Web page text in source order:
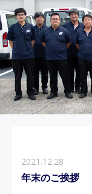
2021.12.28
年末のご挨拶